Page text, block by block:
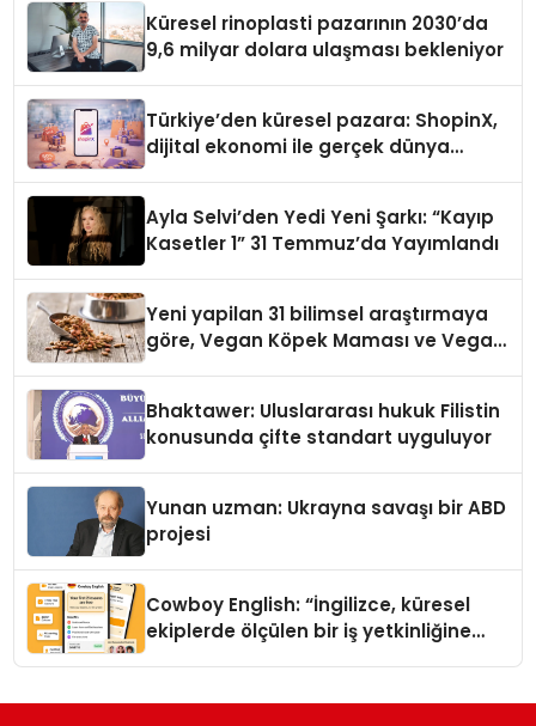
Küresel rinoplasti pazarının 2030’da
9,6 milyar dolara ulaşması bekleniyor
Türkiye’den küresel pazara: ShopinX,
dijital ekonomi ile gerçek dünya
Ayla Selvi’den Yedi Yeni Şarkı: “Kayıp
Kasetler 1” 31 Temmuz’da Yayımlandı
Yeni yapilan 31 bilimsel araştırmaya
göre, Vegan Köpek Maması ve Vegan
Bhaktawer: Uluslararası hukuk Filistin
konusunda çifte standart uyguluyor
Yunan uzman: Ukrayna savaşı bir ABD
projesi
Cowboy English: “İngilizce, küresel
ekiplerde ölçülen bir iş yetkinliğine